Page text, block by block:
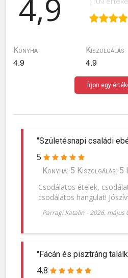
4,9
Konyha
4.9
Kiszolgálás
4.9
Írjon egy
"Születésnapi családi
5
Konyha: 5 Kiszolgálás: 5
Csodálatos ételek,
csodálatos hangulat!
Parragi Katalin -2026. május
"Fácán és pisztráng
4,8